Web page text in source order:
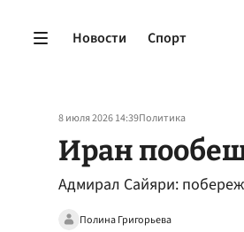
Новости Спорт
8 июля 2026 14:39Политика
Иран
Адмирал Сайяри:
Полина Григорьева